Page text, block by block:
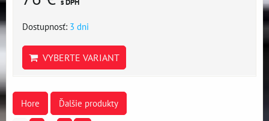
s DPH
Dostupnosť: 3 dni
VYBERTE VARIANT
Hore Ďalšie produkty